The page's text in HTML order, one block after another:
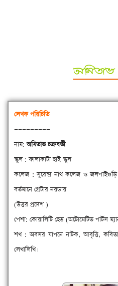
অমিতাভ
লেখক পরিচিতি
—————————
নাম:অমিতাভ চক্রবর্তী
স্কুল : ফালাকাটা হাই স্কুল
কলেজ : সুরেন্দ্র নাথ কলেজ ও জলপাইগুড়ি
বর্তমানে গ্রেটার নয়ডায়
(উত্তর প্রদেশ )
পেশা: কোয়ালিটি হেড (অটোমেটিভ পার্টস
শখ : অবসর যাপনে নাটক, আবৃত্তি,
লেখালিখি।